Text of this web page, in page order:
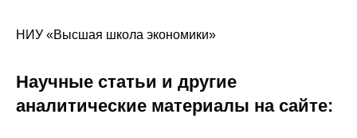
Научные подразделения
Сотрудники
НИУ «Высшая школа экономики»
Научные статьи и другие
аналитические материалы на сайте: